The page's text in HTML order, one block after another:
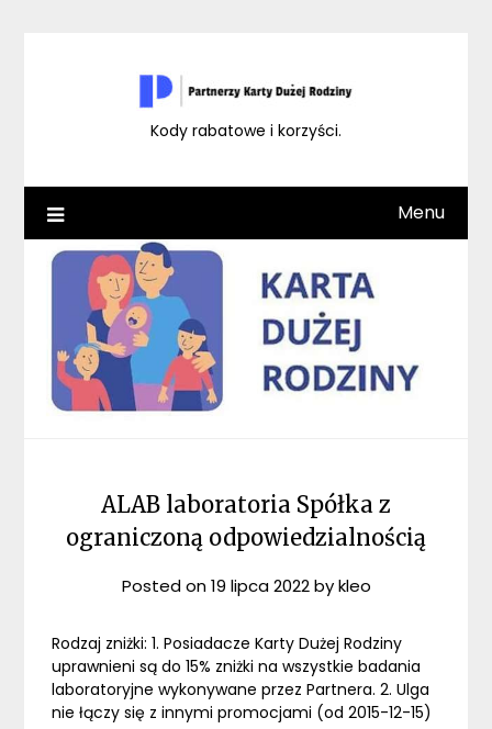
Kody rabatowe i korzyści.
Menu
ALAB laboratoria Spółka z
ograniczoną odpowiedzialnością
Posted on19 lipca 2022bykleo
Rodzaj zniżki: 1. Posiadacze Karty Dużej Rodziny
uprawnieni są do 15% zniżki na wszystkie badania
laboratoryjne wykonywane przez Partnera. 2. Ulga
nie łączy się z innymi promocjami (od 2015-12-15)